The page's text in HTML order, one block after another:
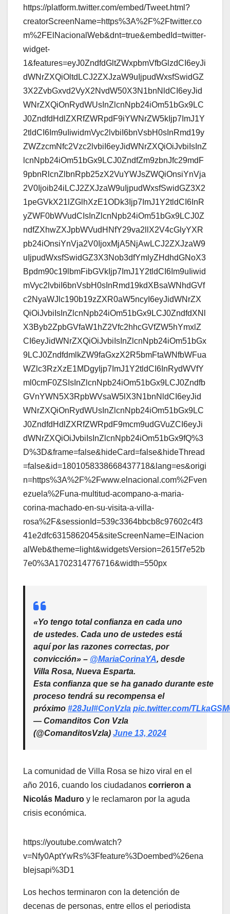
https://platform.twitter.com/embed/Tweet.html?
creatorScreenName=https%3A%2F%2Ftwitter.co
m%2FElNacionalWeb&dnt=true&embedId=twitter-
widget-
1&features=eyJ0ZndfdGltZWxpbmVfbGlzdCI6eyJi
dWNrZXQiOltdLCJ2ZXJzaW9uIjpudWxsfSwidGZ
3X2ZvbGxvd2VyX2NvdW50X3N1bnNldCI6eyJid
WNrZXQiOnRydWUsInZlcnNpb24iOm51bGx9LC
J0ZndfdHdlZXRfZWRpdF9iYWNrZW5kIjp7ImJ1Y
2tldCI6Im9uIiwidmVyc2lvbiI6bnVsbH0sInRmd19y
ZWZzcmNfc2Vzc2lvbiI6eyJidWNrZXQiOiJvbiIsInZ
lcnNpb24iOm51bGx9LCJ0ZndfZm9zbnJfc29mdF
9pbnRlcnZlbnRpb25zX2VuYWJsZWQiOnsiYnVja
2V0Ijoib24iLCJ2ZXJzaW9uIjpudWxsfSwidGZ3X2
1peGVkX21lZGlhXzE1ODk3Ijp7ImJ1Y2tldCI6InR
yZWF0bWVudCIsInZlcnNpb24iOm51bGx9LCJ0Z
ndfZXhwZXJpbWVudHNfY29va2llX2V4cGlyYXR
pb24iOnsiYnVja2V0IjoxMjA5NjAwLCJ2ZXJzaW9
uIjpudWxsfSwidGZ3X3Nob3dfYmlyZHdhdGNoX3
Bpdm90c19lbmFibGVkIjp7ImJ1Y2tldCI6Im9uIiwid
mVyc2lvbiI6bnVsbH0sInRmd19kdXBsaWNhdGVf
c2NyaWJlc190b19zZXR0aW5ncyI6eyJidWNrZX
QiOiJvbiIsInZlcnNpb24iOm51bGx9LCJ0ZndfdXNl
X3Byb2ZpbGVfaW1hZ2Vfc2hhcGVfZW5hYmxlZ
CI6eyJidWNrZXQiOiJvbiIsInZlcnNpb24iOm51bGx
9LCJ0ZndfdmlkZW9faGxzX2R5bmFtaWNfbWFua
WZlc3RzXzE1MDgyIjp7ImJ1Y2tldCI6InRydWVfY
ml0cmF0ZSIsInZlcnNpb24iOm51bGx9LCJ0Zndfb
GVnYWN5X3RpbWVsaW5lX3N1bnNldCI6eyJid
WNrZXQiOnRydWUsInZlcnNpb24iOm51bGx9LC
J0ZndfdHdlZXRfZWRpdF9mcm9udGVuZCI6eyJi
dWNrZXQiOiJvbiIsInZlcnNpb24iOm51bGx9fQ%3
D%3D&frame=false&hideCard=false&hideThread
=false&id=1801058338668437718&lang=es&origi
n=https%3A%2F%2Fwww.elnacional.com%2Fven
ezuela%2Funa-multitud-acompano-a-maria-
corina-machado-en-su-visita-a-villa-
rosa%2F&sessionId=539c3364bbcb8c97602c4f3
41e2dfc6315862045&siteScreenName=ElNacion
alWeb&theme=light&widgetsVersion=2615f7e52b
7e0%3A1702314776716&width=550px
«Yo tengo total confianza en cada uno
de ustedes. Cada uno de ustedes está
aquí por las razones correctas, por
convicción» – @MariaCorinaYA, desde
Villa Rosa, Nueva Esparta.
Esta confianza que se ha ganado durante este
proceso tendrá su recompensa el
próximo #28Jul#ConVzla pic.twitter.com/
— Comanditos Con Vzla
(@ComanditosVzla) June 13, 2024
La comunidad de Villa Rosa se hizo viral en el
año 2016, cuando los ciudadanos corrieron a
Nicolás Maduro y le reclamaron por la aguda
crisis económica.
https://youtube.com/watch?
v=Nfy0AptYwRs%3Ffeature%3Doembed%26ena
blejsapi%3D1
Los hechos terminaron con la detención de
decenas de personas, entre ellos el periodista